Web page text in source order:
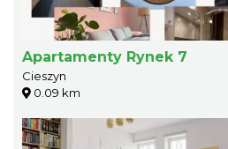
Apartamenty Rynek 7
Cieszyn
0.09 km